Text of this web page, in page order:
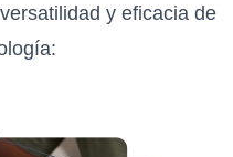
y eficacia de